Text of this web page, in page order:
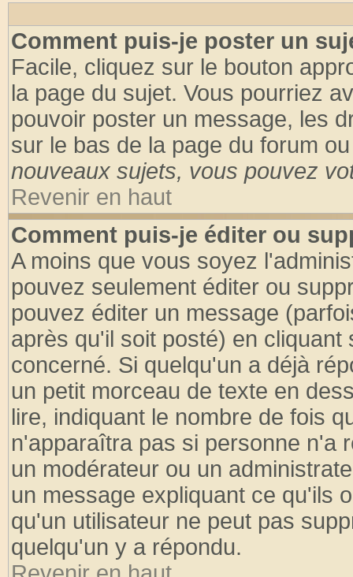
Comment puis-je poster un
Facile, cliquez sur le bouton
la page du sujet. Vous pourriez
pouvoir poster un message, les
sur le bas de la page du forum
nouveaux sujets, vous pouvez
Revenir en haut
Comment puis-je éditer ou
A moins que vous soyez
pouvez seulement éditer ou
pouvez éditer un message
après qu'il soit posté) en
concerné. Si quelqu'un a déjà
un petit morceau de texte en
lire, indiquant le nombre de fois
n'apparaîtra pas si personne n'a
un modérateur ou un
un message expliquant ce qu'ils
qu'un utilisateur ne peut pas
quelqu'un y a répondu.